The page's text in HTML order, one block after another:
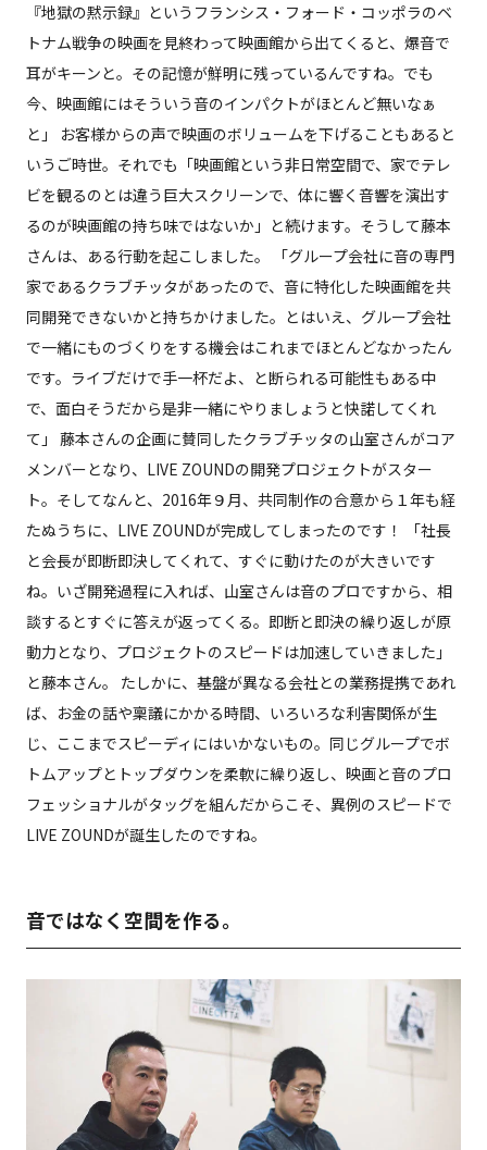
『地獄の黙示録』というフランシス・フォード・コッポラのベ
トナム戦争の映画を見終わって映画館から出てくると、爆音で
耳がキーンと。その記憶が鮮明に残っているんですね。でも
今、映画館にはそういう音のインパクトがほとんど無いなぁ
と」 お客様からの声で映画のボリュームを下げることもあると
いうご時世。それでも「映画館という非日常空間で、家でテレ
ビを観るのとは違う巨大スクリーンで、体に響く音響を演出す
るのが映画館の持ち味ではないか」と続けます。そうして藤本
さんは、ある行動を起こしました。 「グループ会社に音の専門
家であるクラブチッタがあったので、音に特化した映画館を共
同開発できないかと持ちかけました。とはいえ、グループ会社
で一緒にものづくりをする機会はこれまでほとんどなかったん
です。ライブだけで手一杯だよ、と断られる可能性もある中
で、面白そうだから是非一緒にやりましょうと快諾してくれ
て」 藤本さんの企画に賛同したクラブチッタの山室さんがコア
メンバーとなり、LIVE ZOUNDの開発プロジェクトがスター
ト。そしてなんと、2016年９月、共同制作の合意から１年も経
たぬうちに、LIVE ZOUNDが完成してしまったのです！ 「社長
と会長が即断即決してくれて、すぐに動けたのが大きいです
ね。いざ開発過程に入れば、山室さんは音のプロですから、相
談するとすぐに答えが返ってくる。即断と即決の繰り返しが原
動力となり、プロジェクトのスピードは加速していきました」
と藤本さん。 たしかに、基盤が異なる会社との業務提携であれ
ば、お金の話や稟議にかかる時間、いろいろな利害関係が生
じ、ここまでスピーディにはいかないもの。同じグループでボ
トムアップとトップダウンを柔軟に繰り返し、映画と音のプロ
フェッショナルがタッグを組んだからこそ、異例のスピードで
LIVE ZOUNDが誕生したのですね。
音ではなく空間を作る。